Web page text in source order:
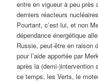
entre en vigueur à peu près
derniers réacteurs
Pourtant, c’est lui, et non
dépendance énergétique
Russie, peut-être en raison
pour l’aide apportée par
après la (demi-)intervention
ce temps, les Verts, le